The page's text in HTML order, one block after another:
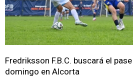
Fredriksson F.B.C. buscará el
domingo en Alcorta